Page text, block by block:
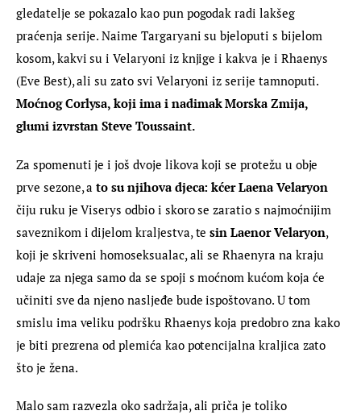
gledatelje se pokazalo kao pun pogodak radi lakšeg
praćenja serije. Naime Targaryani su bjeloputi s bijelom
kosom, kakvi su i Velaryoni iz knjige i kakva je i Rhaenys
(Eve Best), ali su zato svi Velaryoni iz serije tamnoputi.
Moćnog Corlysa, koji ima i nadimak Morska Zmija,
glumi izvrstan Steve Toussaint.
Za spomenuti je i još dvoje likova koji se protežu u obje
prve sezone, a to su njihova djeca: kćer Laena Velaryon
čiju ruku je Viserys odbio i skoro se zaratio s najmoćnijim
saveznikom i dijelom kraljestva, te sin Laenor Velaryon,
koji je skriveni homoseksualac, ali se Rhaenyra na kraju
udaje za njega samo da se spoji s moćnom kućom koja će
učiniti sve da njeno nasljeđe bude ispoštovano. U tom
smislu ima veliku podršku Rhaenys koja predobro zna kako
je biti prezrena od plemića kao potencijalna kraljica zato
što je žena.
Malo sam razvezla oko sadržaja, ali priča je toliko